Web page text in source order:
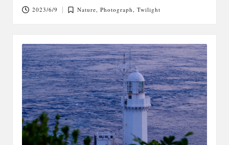
2023/6/9
Posted
Nature,Photograph,Twilight